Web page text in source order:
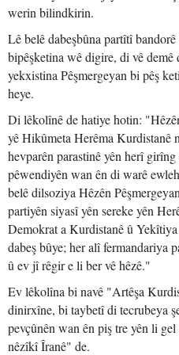
werin bilindkirin.
Lê belê dabeşbûna partîtî
bipêşketina wê digire, di vê demê
yekxistina Pêşmergeyan bi pêş
heye.
Di lêkolînê de hatiye hotin:
yê Hikûmeta Herêma Kurdistanê
hevparên parastinê yên herî
pêwendiyên wan ên di warê
belê dilsoziya Hêzên
partiyên siyasî yên sereke yên
Demokrat a Kurdistanê û
dabeş bûye; her alî fermandariya
û ev jî rêgir e li ber vê hêzê."
Ev lêkolîna bi navê "Artêşa
dinirxîne, bi taybetî di tecrubeya
pevçûnên wan ên piş tre yên li
nêzîkî Îranê" de.